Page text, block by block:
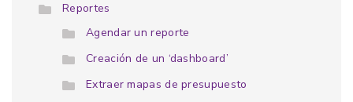
Reportes
Agendar un reporte
Creación de un ‘dashboard’
Extraer mapas de presupuesto